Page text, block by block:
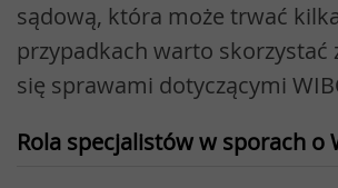
sądową, która może trwać
przypadkach warto
się sprawami dotyczącymi
Rola specjalistów w sporach o